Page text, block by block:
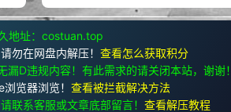
地址：costuan.top
勿在网盘内解压！ 查看怎么获取积分
D违规内容！有此需求的请关闭本站，谢谢！
览器浏览！ 查看被拦截解决方法
联系客服或文章底部留言！ 查看解压教程